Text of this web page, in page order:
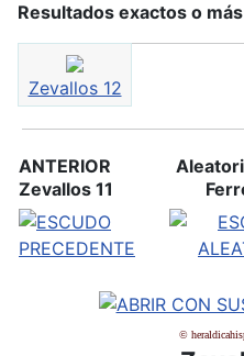
Resultados exactos o
Zevallos 12
ANTERIOR
Zevallos 11
©